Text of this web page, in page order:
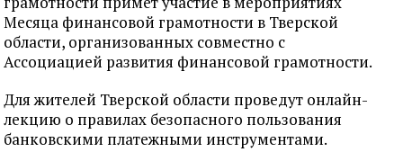
Месяца финансовой грамотности в Тверской
области, организованных совместно с
Ассоциацией развития финансовой грамотности.
Для жителей Тверской области проведут онлайн-
лекцию о правилах безопасного пользования
банковскими платежными инструментами.